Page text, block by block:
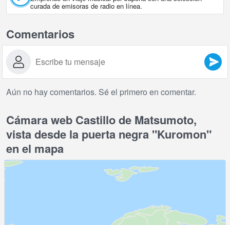
curada de emisoras de radio en línea.
Comentarios
Aún no hay comentarios. Sé el primero en comentar.
Cámara web Castillo de Matsumoto,
vista desde la puerta negra "Kuromon"
en el mapa